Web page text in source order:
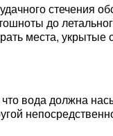
стечения
до
места,
вода должна